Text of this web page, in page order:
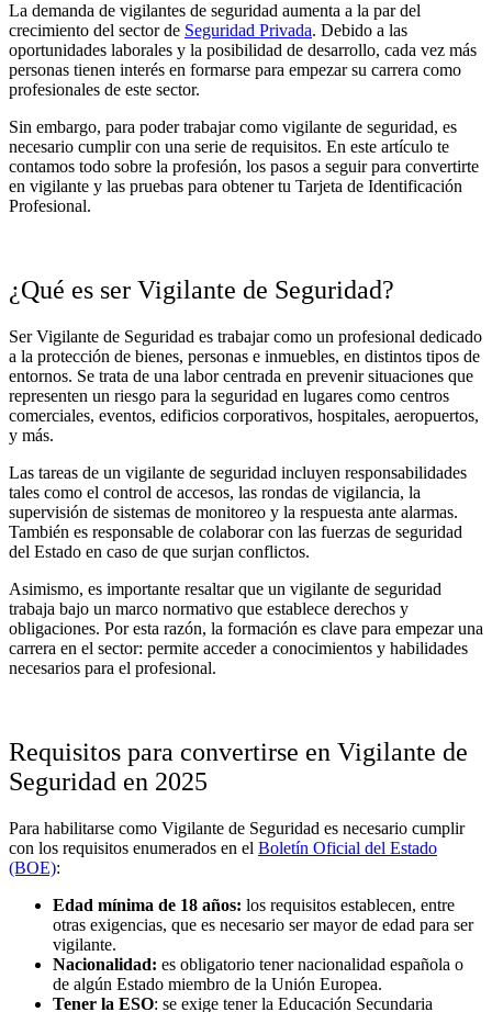
La demanda de vigilantes de seguridad aumenta a la par del
crecimiento del sector de Seguridad Privada. Debido a las
oportunidades laborales y la posibilidad de desarrollo, cada vez más
personas tienen interés en formarse para empezar su carrera como
profesionales de este sector.
Sin embargo, para poder trabajar como vigilante de seguridad, es
necesario cumplir con una serie de requisitos. En este artículo te
contamos todo sobre la profesión, los pasos a seguir para convertirte
en vigilante y las pruebas para obtener tu Tarjeta de Identificación
Profesional.
¿Qué es ser Vigilante de Seguridad?
Ser Vigilante de Seguridad es trabajar como un profesional dedicado
a la protección de bienes, personas e inmuebles, en distintos tipos de
entornos. Se trata de una labor centrada en prevenir situaciones que
representen un riesgo para la seguridad en lugares como centros
comerciales, eventos, edificios corporativos, hospitales, aeropuertos,
y más.
Las tareas de un vigilante de seguridad incluyen responsabilidades
tales como el control de accesos, las rondas de vigilancia, la
supervisión de sistemas de monitoreo y la respuesta ante alarmas.
También es responsable de colaborar con las fuerzas de seguridad
del Estado en caso de que surjan conflictos.
Asimismo, es importante resaltar que un vigilante de seguridad
trabaja bajo un marco normativo que establece derechos y
obligaciones. Por esta razón, la formación es clave para empezar una
carrera en el sector: permite acceder a conocimientos y habilidades
necesarios para el profesional.
Requisitos para convertirse en Vigilante de
Seguridad en 2025
Para habilitarse como Vigilante de Seguridad es necesario cumplir
con los requisitos enumerados en el Boletín Oficial del Estado
(BOE):
Edad mínima de 18 años: los requisitos establecen, entre
otras exigencias, que es necesario ser mayor de edad para ser
vigilante.
Nacionalidad: es obligatorio tener nacionalidad española o
de algún Estado miembro de la Unión Europea.
Tener la ESO: se exige tener la Educación Secundaria